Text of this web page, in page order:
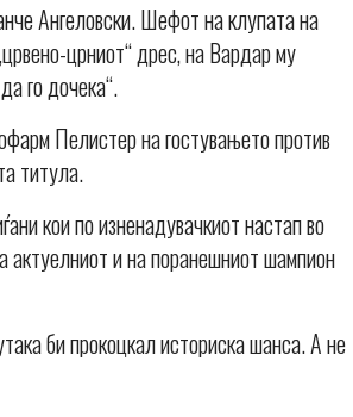
Ангеловски. Шефот на клупата на
црниот“ дрес, на Вардар му
го дочека“.
Пелистер на гостувањето против
титула.
кои по изненадувачкиот настап во
актуелниот и на поранешниот шампион
би прокоцкал историска шанса. А не